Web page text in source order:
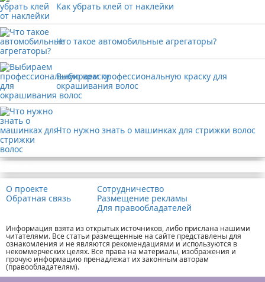
Как убрать клей от наклейки
Что такое автомобильные агрегаторы?
Выбираем профессиональную краску для
окрашивания волос
Что нужно знать о машинках для стрижки волос
О проекте
Обратная связь
Сотрудничество
Размещение рекламы
Для правообладателей
Информация взята из открытых источников, либо прислана нашими
читателями. Все статьи размещенные на сайте представлены для
ознакомления и не являются рекомендациями и используются в
некоммерческих целях. Все права на материалы, изображения и
прочую информацию пренадлежат их законным авторам
(правообладателям).